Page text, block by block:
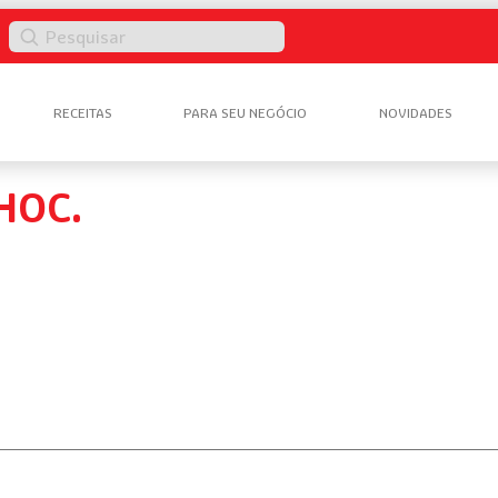
Pesquisar
RECEITAS PARA SEU NEGÓCIO NOVIDADES